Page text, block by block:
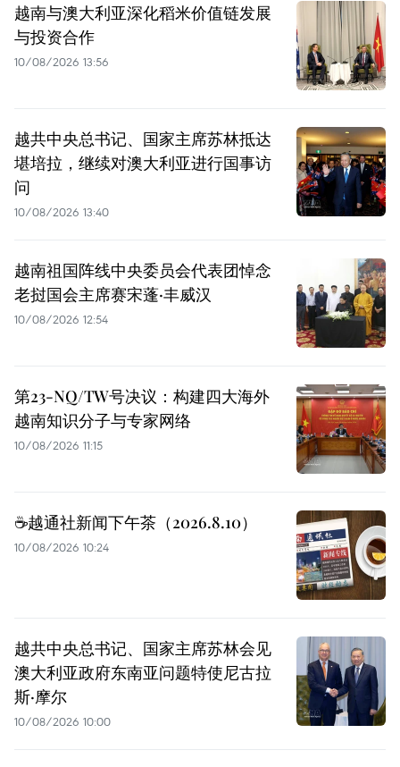
越南与澳大利亚深化稻米价值链发展
与投资合作
10/08/2026 13:56
越共中央总书记、国家主席苏林抵达
堪培拉，继续对澳大利亚进行国事访
问
10/08/2026 13:40
越南祖国阵线中央委员会代表团悼念
老挝国会主席赛宋蓬·丰威汉
10/08/2026 12:54
第23-NQ/TW号决议：构建四大海外
越南知识分子与专家网络
10/08/2026 11:15
☕️越通社新闻下午茶（2026.8.10）
10/08/2026 10:24
越共中央总书记、国家主席苏林会见
澳大利亚政府东南亚问题特使尼古拉
斯·摩尔
10/08/2026 10:00